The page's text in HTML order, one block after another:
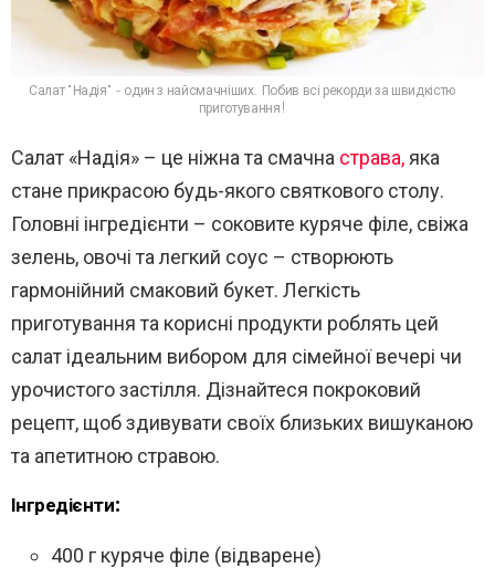
Салат "Надія" - один з найсмачніших. Побив всі рекорди за швидкістю
приготування!
Салат «Надія» – це ніжна та смачна страва, яка
стане прикрасою будь-якого святкового столу.
Головні інгредієнти – соковите куряче філе, свіжа
зелень, овочі та легкий соус – створюють
гармонійний смаковий букет. Легкість
приготування та корисні продукти роблять цей
салат ідеальним вибором для сімейної вечері чи
урочистого застілля. Дізнайтеся покроковий
рецепт, щоб здивувати своїх близьких вишуканою
та апетитною стравою.
Інгредієнти:
400 г куряче філе (відварене)